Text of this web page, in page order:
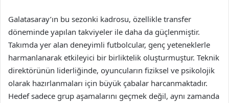
Galatasaray’ın bu sezonki kadrosu, özellikle transfer
döneminde yapılan takviyeler ile daha da güçlenmiştir.
Takımda yer alan deneyimli futbolcular, genç yeteneklerle
harmanlanarak etkileyici bir birliktelik oluşturmuştur. Teknik
direktörünün liderliğinde, oyuncuların fiziksel ve psikolojik
olarak hazırlanmaları için büyük çabalar harcanmaktadır.
Hedef sadece grup aşamalarını geçmek değil, aynı zamanda